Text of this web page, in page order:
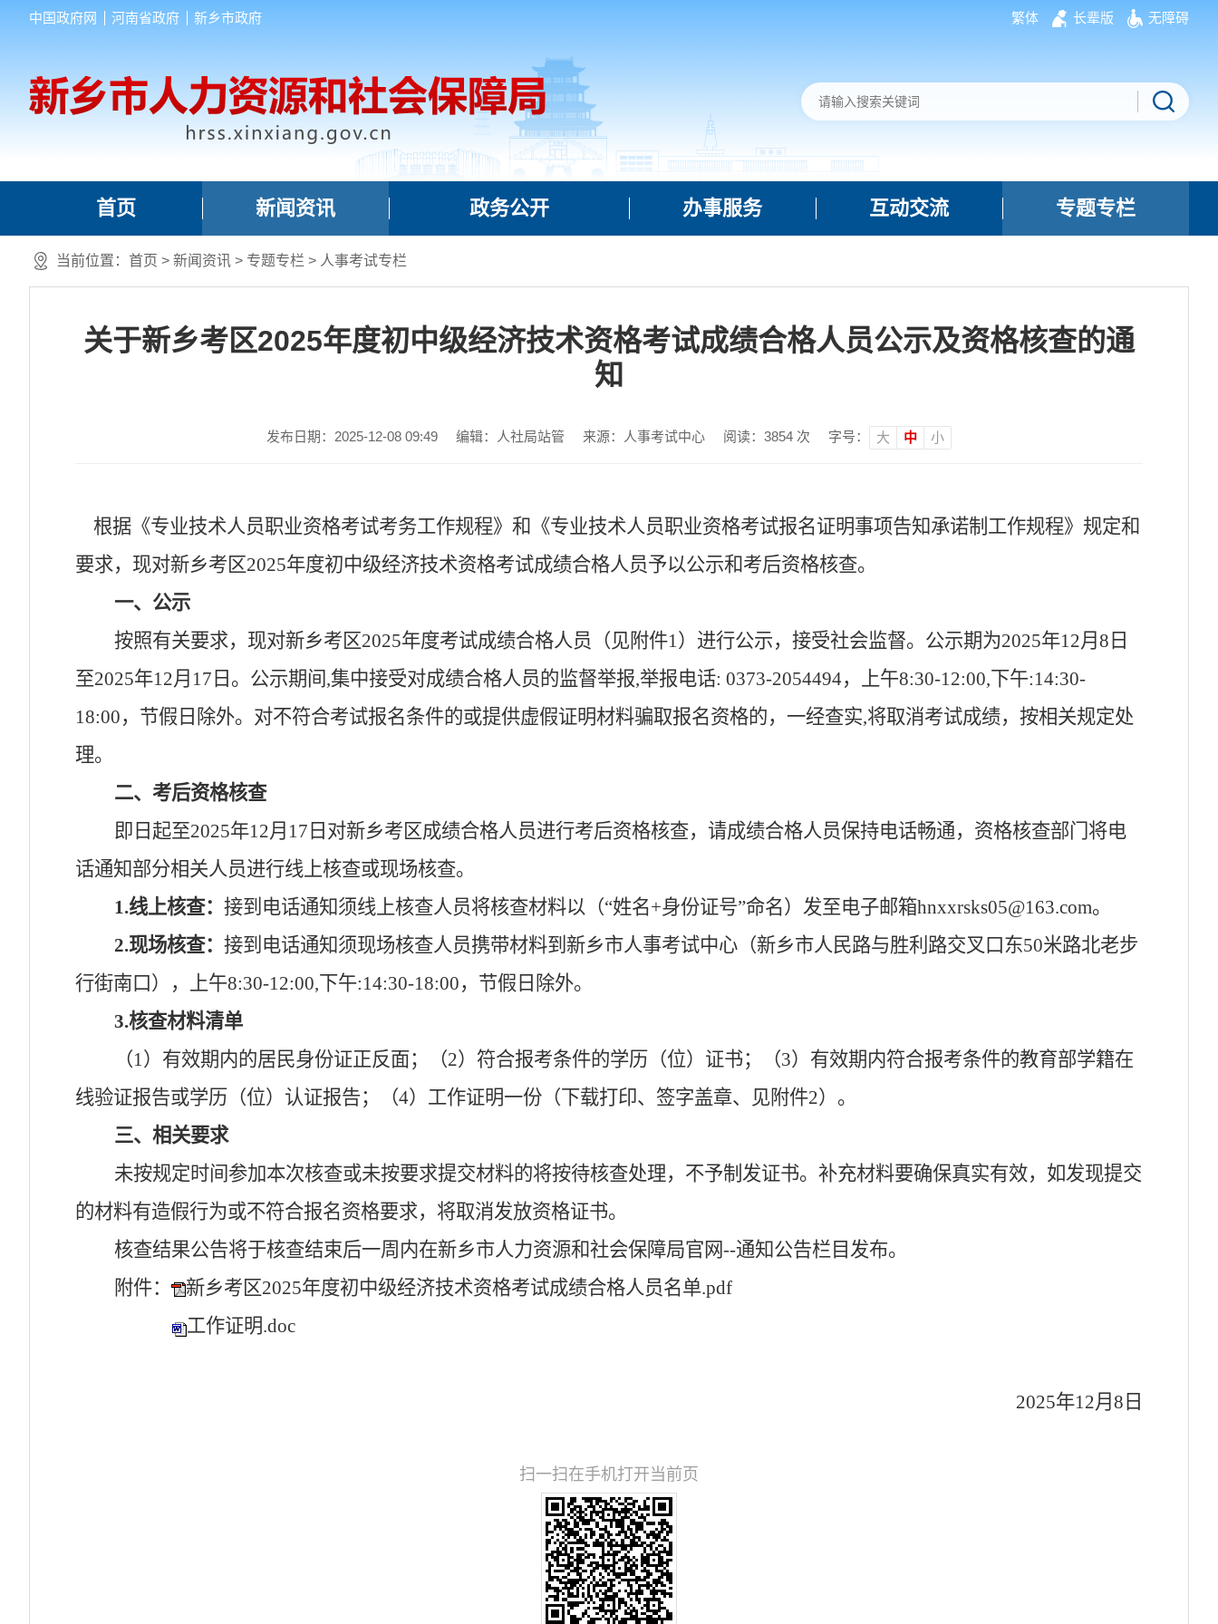
中国政府网 河南省政府 新乡市政府 繁体 长辈版 无障碍
首页 新闻资讯 政务公开 办事服务 互动交流 专题专栏
当前位置： 首页 > 新闻资讯 > 专题专栏 > 人事考试专栏
关于新乡考区2025年度初中级经济技术资格考试成绩合格人员公示及资格核查的通
知
发布日期：2025-12-08 09:49 编辑：人社局站管 来源：人事考试中心 阅读： 3854 次 字号： 大 中 小
根据《专业技术人员职业资格考试考务工作规程》和《专业技术人员职业资格考试报名证明事项告知承诺制工作规程》规定和
要求，现对新乡考区2025年度初中级经济技术资格考试成绩合格人员予以公示和考后资格核查。
一、公示
按照有关要求，现对新乡考区2025年度考试成绩合格人员（见附件1）进行公示，接受社会监督。公示期为2025年12月 8 日
至2025年12月 17 日。公示期间,集中接受对成绩合格人员的监督举报,举报电话: 0373-2054494，上午8:30-12:00,下午:14:30-
18:00， 节假日除外。对不符合考试报名条件的或提供虚假证明材料骗取报名资格的，一经查实,将取消考试成绩， 按相关规定处
理。
二、考后资格核查
即日起至2025年12月17 日对新乡考区成绩合格人员进行考后资格核查，请成绩合格人员保持电话畅通，资格核查部门将电
话通知部分相关人员进行线上核查或现场核查。
1.线上核查： 接到电话通知须线上核查人员将核查材料以（“姓名+身份证号”命名）发至电子邮箱hnxxrsks05@163.com。
2.现场核查： 接到电话通知须现场核查人员携带材料到 新乡市人事考试中心（新乡市人民路与胜利路交叉口东50米路北老步
行街南口 ） ， 上午8:30-12:00,下午:14:30-18:00， 节假日除外。
3.核查材料清单
（1）有效期内的居民身份证正反面；（2）符合报考条件的学历（位）证书；（3）有效期内符合报考条件的教育部学籍在
线验证报告或学历（位）认证报告；（4）工作证明一份（下载打印、签字盖章、见附件2）。
三、相关要求
未按规定时间参加本次核查或未按要求提交材料的将按待核查处理，不予制发证书。补充材料要确保真实有效，如发现提交
的材料有造假行为或不符合报名资格要求，将取消发放资格证书。
核查结果公告将于核查结束后一周内在新乡市人力资源和社会保障局官网--通知公告栏目发布。
附件：
新乡考区2025年度初中级经济技术资格考试成绩合格人员名单.pdf
工作证明.doc
2025年12月 8 日
扫一扫在手机打开当前页